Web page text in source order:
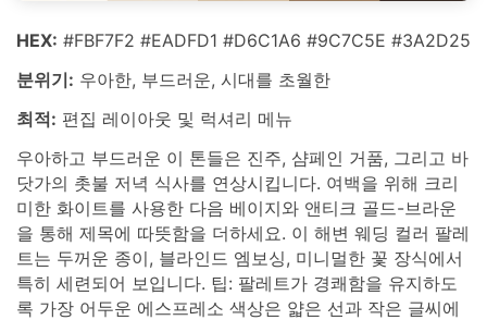
HEX: #FBF7F2 #EADFD1 #D6C1A6 #9C7C5E #3A2D25
분위기: 우아한, 부드러운, 시대를 초월한
최적: 편집 레이아웃 및 럭셔리 메뉴
우아하고 부드러운 이 톤들은 진주, 샴페인 거품, 그리고 바
닷가의 촛불 저녁 식사를 연상시킵니다. 여백을 위해 크리
미한 화이트를 사용한 다음 베이지와 앤티크 골드-브라운
을 통해 제목에 따뜻함을 더하세요. 이 해변 웨딩 컬러 팔레
트는 두꺼운 종이, 블라인드 엠보싱, 미니멀한 꽃 장식에서
특히 세련되어 보입니다. 팁: 팔레트가 경쾌함을 유지하도
록 가장 어두운 에스프레소 색상은 얇은 선과 작은 글씨에